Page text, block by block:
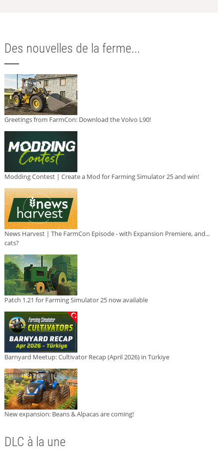
Des nouvelles de la ferme...
Greetings from FarmCon: Download the Volvo L90!
Modding Contest | Create a Mod for Farming Simulator 25 and win!
News Harvest | The FarmCon Episode - with Expansion Premiere, and...
cats?
Patch 1.21 for Farming Simulator 25 now available
Barnyard Meetup: Cultivator Recap (April 2026) in Türkiye
New expansion: Beans & Alpacas are coming!
DLC à la une